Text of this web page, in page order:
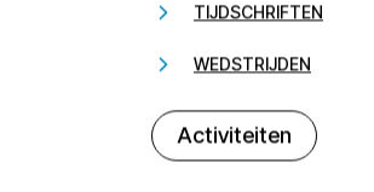
TIJDSCHRIFTEN
WEDSTRIJDEN
Activiteiten